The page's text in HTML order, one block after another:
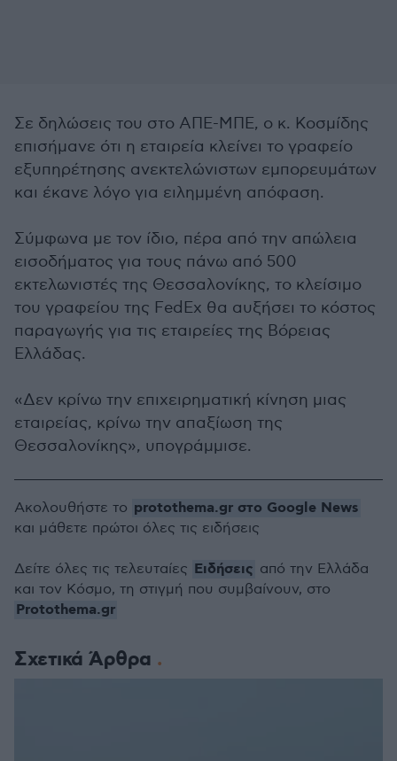
Σε δηλώσεις του στο ΑΠΕ-ΜΠΕ, ο κ. Κοσμίδης
επισήμανε ότι η εταιρεία κλείνει το γραφείο
εξυπηρέτησης ανεκτελώνιστων εμπορευμάτων
και έκανε λόγο για ειλημμένη απόφαση.
Σύμφωνα με τον ίδιο, πέρα από την απώλεια
εισοδήματος για τους πάνω από 500
εκτελωνιστές της Θεσσαλονίκης, το κλείσιμο
του γραφείου της FedEx θα αυξήσει το κόστος
παραγωγής για τις εταιρείες της Βόρειας
Ελλάδας.
«Δεν κρίνω την επιχειρηματική κίνηση μιας
εταιρείας, κρίνω την απαξίωση της
Θεσσαλονίκης», υπογράμμισε.
Σχετικά Άρθρα
Ακολουθήστε το protothema.gr στο Google News
και μάθετε πρώτοι όλες τις ειδήσεις
Δείτε όλες τις τελευταίες Ειδήσεις από την Ελλάδα
και τον Κόσμο, τη στιγμή που συμβαίνουν, στο
Protothema.gr